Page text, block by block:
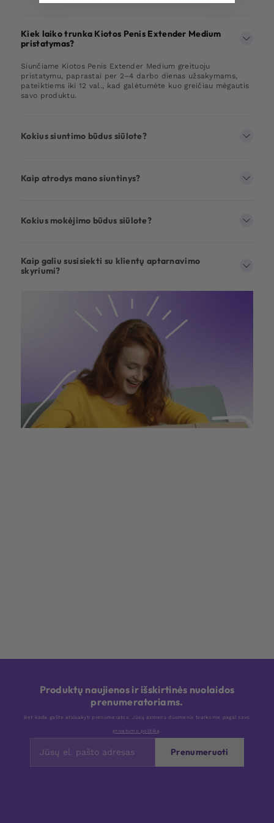
Kiek laiko trunka Kiotos Penis Extender Medium
pristatymas?
Siunčiame Kiotos Penis Extender Medium greituoju
pristatymu, paprastai per 2–4 darbo dienas užsakymams,
pateiktiems iki 12 val., kad galėtumėte kuo greičiau mėgautis
savo produktu.
Kokius siuntimo būdus siūlote?
Kaip atrodys mano siuntinys?
Kokius mokėjimo būdus siūlote?
Kaip galiu susisiekti su klientų aptarnavimo
skyriumi?
Produktų naujienos ir išskirtinės nuolaidos
prenumeratoriams.
Bet kada galite atsisakyti prenumeratos. Jūsų asmens duomenis tvarkome pagal savo
privatumo politiką
Prenumeruoti